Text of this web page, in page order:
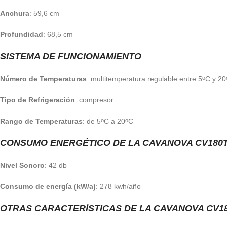
Anchura: 59,6 cm
Profundidad: 68,5 cm
SISTEMA DE FUNCIONAMIENTO
Número de Temperaturas: multitemperatura regulable entre 5oC y 20
Tipo de Refrigeración: compresor
Rango de Temperaturas: de 5oC a 20oC
CONSUMO ENERGÉTICO DE LA CAVANOVA
Nivel Sonoro: 42 db
Consumo de energía (kW/a): 278 kwh/año
OTRAS CARACTERÍSTICAS DE LA CAVANOVA